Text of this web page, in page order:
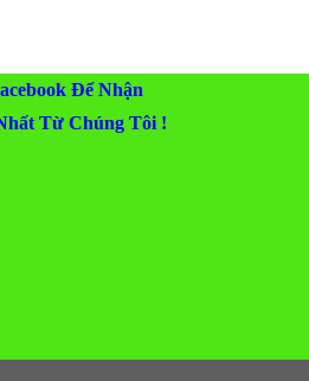
Để Nhận
Từ Chúng Tôi !